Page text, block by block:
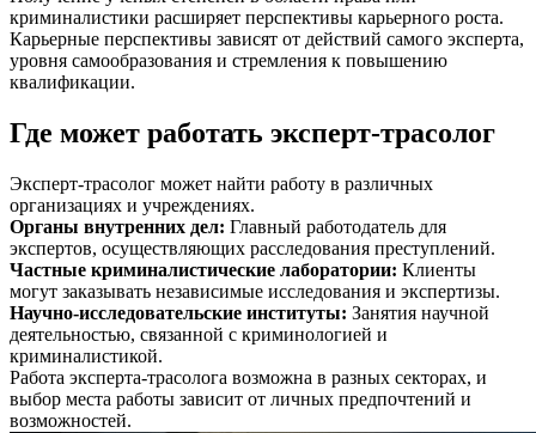
криминалистики расширяет перспективы карьерного роста.
Карьерные перспективы зависят от действий самого эксперта,
уровня самообразования и стремления к повышению
квалификации.
Где может работать эксперт-трасолог
Эксперт-трасолог может найти работу в различных
организациях и учреждениях.
Органы внутренних дел: Главный работодатель для
экспертов, осуществляющих расследования преступлений.
Частные криминалистические лаборатории: Клиенты
могут заказывать независимые исследования и экспертизы.
Научно-исследовательские институты: Занятия научной
деятельностью, связанной с криминологией и
криминалистикой.
Работа эксперта-трасолога возможна в разных секторах, и
выбор места работы зависит от личных предпочтений и
возможностей.